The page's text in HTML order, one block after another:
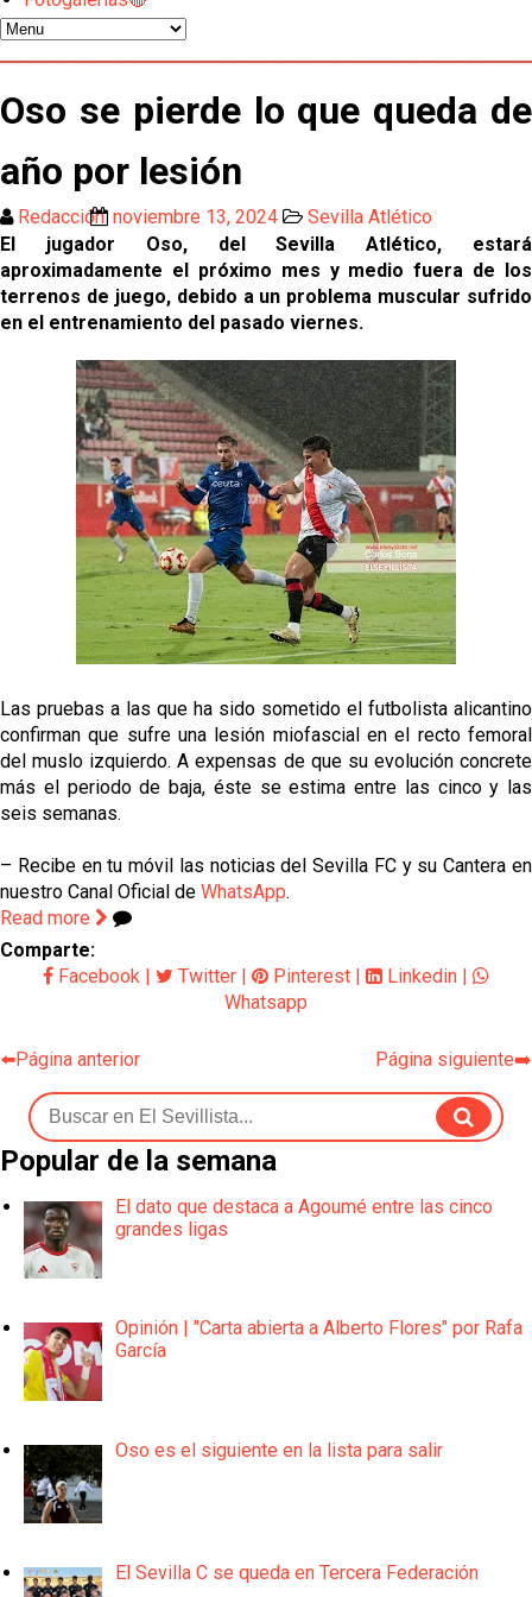
Los contratiempos para García Plaza por la mala
gestión de un inválido Consejo
Atlético y Getafe agitan el mercado de LaLiga
Luis García Plaza: No sufrir ya es un paso adelante
El Sevilla FC plantea ampliar hasta cinco fichajes
más antes del cierre
Djibril Sow pone rumbo a Italia para firmar su nuevo
contrato con el Genoa
Kochorashvili, seria opción para reforzar el centro
del campo sevillista
Sow muy cerca de cerrar su traspaso al Genoa
Oso es el siguiente en la lista para salir
Sevilla Femenino para la 2026/27
Celta y Rayo agitan el mercado de La Liga
exigente choque ante el Bayer Leverkusen
Oso se pierde lo que queda de
año por lesión
Redacción noviembre 13, 2024
Sevilla Atlético
El jugador Oso, del Sevilla Atlético, estará
aproximadamente el próximo mes y medio fuera de los
terrenos de juego, debido a un problema muscular sufrido
en el entrenamiento del pasado viernes.
Las pruebas a las que ha sido sometido el futbolista alicantino
confirman que sufre una lesión miofascial en el recto femoral
del muslo izquierdo. A expensas de que su evolución concrete
más el periodo de baja, éste se estima entre las cinco y las
seis semanas.
– Recibe en tu móvil las noticias del Sevilla FC y su Cantera en
nuestro Canal Oficial de WhatsApp.
Read more
Comparte:
Facebook
Twitter Pinterest Linkedin
Whatsapp
⬅️Página anterior Página siguiente➡️
Popular de la semana
El dato que destaca a Agoumé entre las cinco
grandes ligas
Opinión | "Carta abierta a Alberto Flores" por Rafa
García
Oso es el siguiente en la lista para salir
El Sevilla C se queda en Tercera Federación